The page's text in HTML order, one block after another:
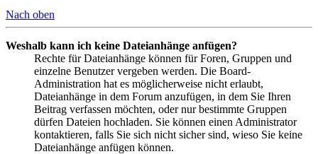
Nach oben
Weshalb kann ich keine Dateianhänge anfügen?
Rechte für Dateianhänge können für Foren, Gruppen und
einzelne Benutzer vergeben werden. Die Board-
Administration hat es möglicherweise nicht erlaubt,
Dateianhänge in dem Forum anzufügen, in dem Sie Ihren
Beitrag verfassen möchten, oder nur bestimmte Gruppen
dürfen Dateien hochladen. Sie können einen Administrator
kontaktieren, falls Sie sich nicht sicher sind, wieso Sie keine
Dateianhänge anfügen können.